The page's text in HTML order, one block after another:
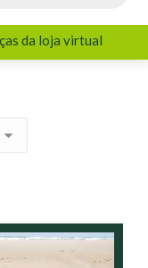
da loja virtual
da loja virtual